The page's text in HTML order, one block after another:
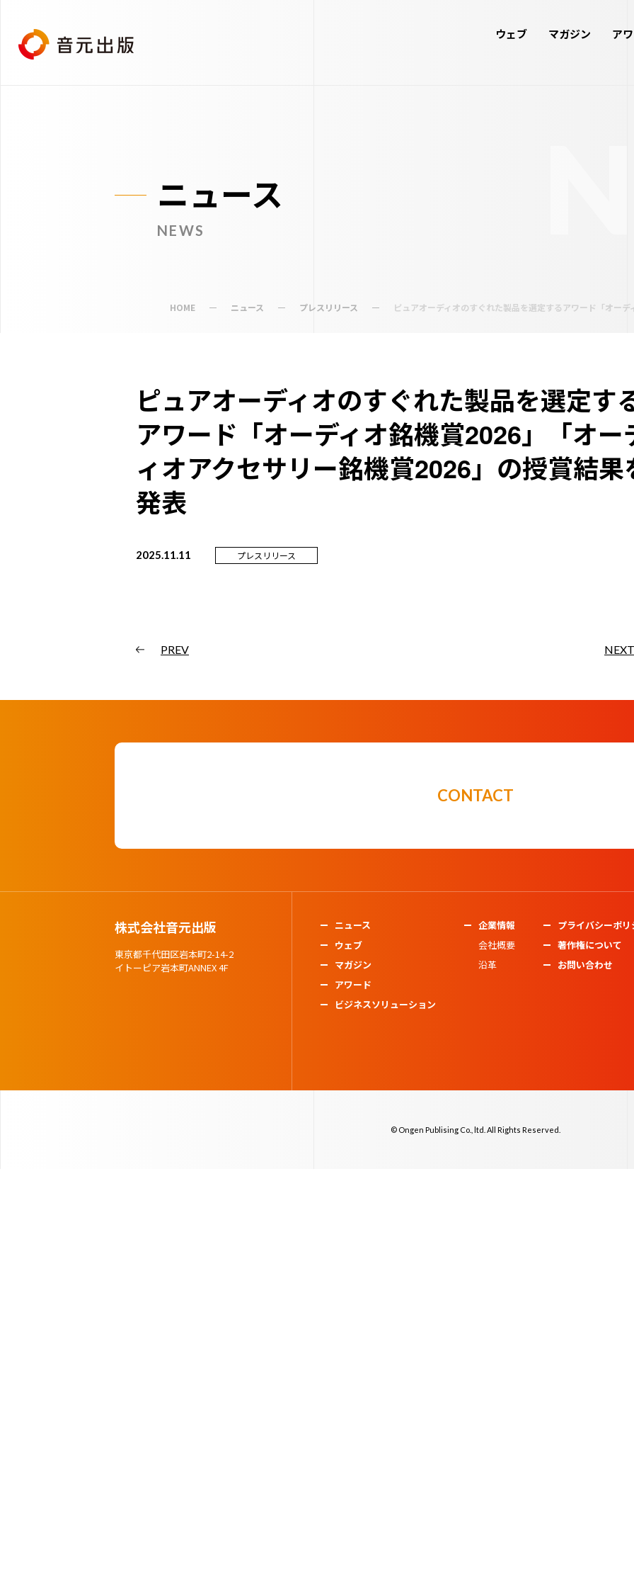
ウェブ マガジン ア
ニュース
NEWS
HOME ニュース プレスリリース ピュアオーディオのすぐれた製品を選定するアワード「オー
ピュアオーディオのすぐれた製品を選定す
アワード「オーディオ銘機賞2026」「オー
ィオアクセサリー銘機賞2026」の授賞結果
発表
2025.11.11 プレスリリース
PREV NEXT
CONTACT
株式会社音元出版
東京都千代田区岩本町2-14-2
イトーピア岩本町ANNEX 4F
ニュース
ウェブ
マガジン
アワード
ビジネスソリューション
企業情報
会社概要
沿革
プライバシーポリ
著作権について
お問い合わせ
© Ongen Publising Co., ltd. All Rights Reserved.